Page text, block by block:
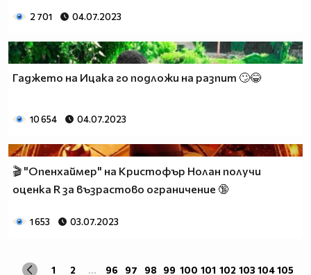
2 701 04.07.2023
Гаджето на Ицака го подложи на разпит 🙄😂
10 654 04.07.2023
🎬 "Опенхаймер" на Кристофър Нолан получи
оценка R за възрастово ограничение 🔞
1 653 03.07.2023
1 2 ... 96 97 98 99 100 101 102 103 104 105